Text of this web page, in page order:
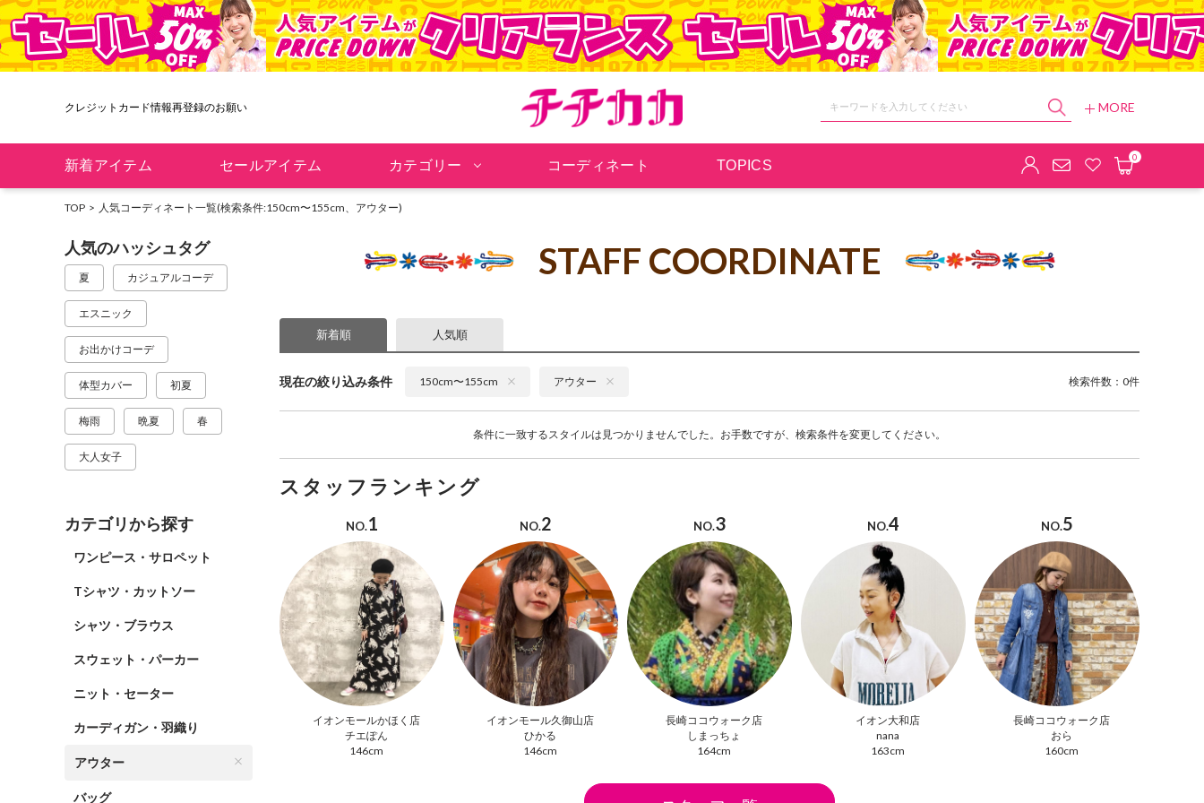
クレジットカード情報再登録のお願い
MORE
新着アイテム セールアイテム カテゴリー コーディネート TOPICS
0
TOP 人気コーディネート一覧(検索条件:150cm〜155cm、アウター)
人気のハッシュタグ
夏 カジュアルコーデ
エスニック
お出かけコーデ
体型カバー 初夏
梅雨 晩夏 春
大人女子
カテゴリから探す
ワンピース・サロペット
Tシャツ・カットソー
シャツ・ブラウス
スウェット・パーカー
ニット・セーター
カーディガン・羽織り
アウター
バッグ
STAFF COORDINATE
新着順 人気順
現在の絞り込み条件 150cm〜155cm アウター 検索件数：0件
条件に一致するスタイルは見つかりませんでした。お手数ですが、検索条件を変更してください。
スタッフランキング
NO.1
イオンモールかほく店
チエぽん
146cm
NO.2
イオンモール久御山店
ひかる
146cm
NO.3
長崎ココウォーク店
しまっちょ
164cm
NO.4
イオン大和店
nana
163cm
NO.5
長崎ココウォーク店
おら
160cm